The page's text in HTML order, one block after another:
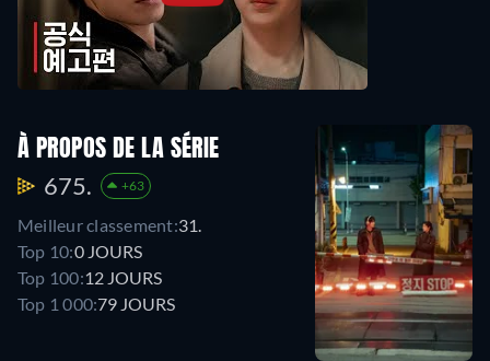
À PROPOS DE LA SÉRIE
675. +63
Meilleur classement:31.
Top 10:0 JOURS
Top 100:12 JOURS
Top 1 000:79 JOURS